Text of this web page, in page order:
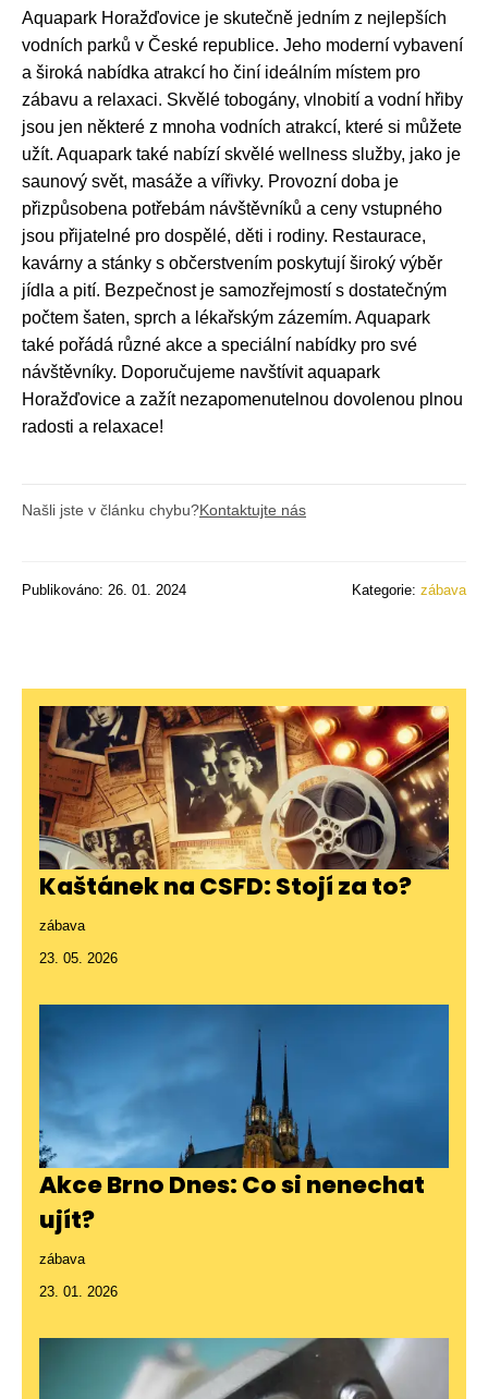
Aquapark Horažďovice je skutečně jedním z nejlepších
vodních parků v České republice. Jeho moderní vybavení
a široká nabídka atrakcí ho činí ideálním místem pro
zábavu a relaxaci. Skvělé tobogány, vlnobití a vodní hřiby
jsou jen některé z mnoha vodních atrakcí, které si můžete
užít. Aquapark také nabízí skvělé wellness služby, jako je
saunový svět, masáže a vířivky. Provozní doba je
přizpůsobena potřebám návštěvníků a ceny vstupného
jsou přijatelné pro dospělé, děti i rodiny. Restaurace,
kavárny a stánky s občerstvením poskytují široký výběr
jídla a pití. Bezpečnost je samozřejmostí s dostatečným
počtem šaten, sprch a lékařským zázemím. Aquapark
také pořádá různé akce a speciální nabídky pro své
návštěvníky. Doporučujeme navštívit aquapark
Horažďovice a zažít nezapomenutelnou dovolenou plnou
radosti a relaxace!
Našli jste v článku chybu?Kontaktujte nás
Publikováno: 26. 01. 2024 Kategorie: zábava
Kaštánek na CSFD: Stojí za to?
zábava
23. 05. 2026
Akce Brno Dnes: Co si nenechat
ujít?
zábava
23. 01. 2026